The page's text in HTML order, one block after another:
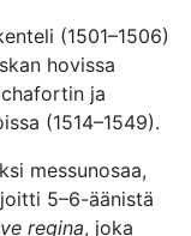
(1501–1506)
hovissa
ja
(1514–1549).
messunosaa,
5–6-äänistä
regina, joka